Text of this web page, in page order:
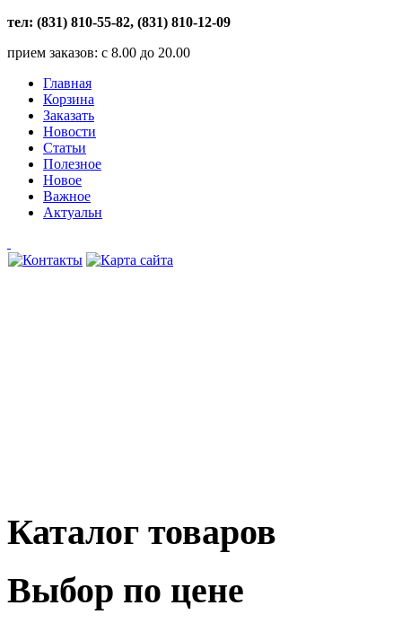
тел: (831) 810-55-82, (831) 810-12-09
прием заказов: с 8.00 до 20.00
Главная
Корзина
Заказать
Новости
Статьи
Полезное
Новое
Важное
Актуальн
Каталог товаров
Выбор по цене